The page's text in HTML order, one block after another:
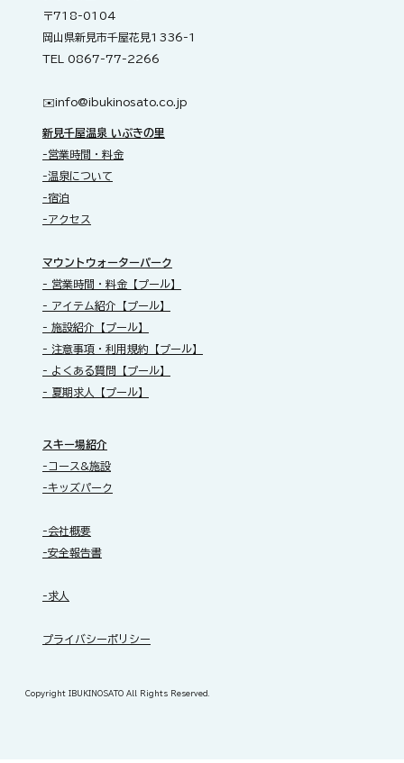
Copyright IBUKINOSATO All Rights Reserved.
〒718-0104
岡山県新見市千屋花見1336-1
TEL 0867-77-2266
✉️​info@ibukinosato.co.jp
新見千屋温泉 いぶきの里
-営業時間・料金
-温泉について
-宿泊
-アクセス
​マウントウォーターパーク
- 営業時間・料金【プール】
- アイテム紹介【プール】
- 施設紹介【プール】
- 注意事項・利用規約【プール】
- よくある質問【プール】
- 夏期求人【プール】
スキー場紹介
-コース&施設
-キッズパーク
-会社概要
-安全報告書
-求人
​プライバシーポリシー